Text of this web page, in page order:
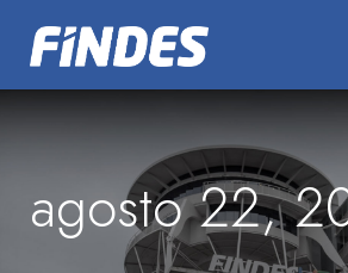
agosto 22,